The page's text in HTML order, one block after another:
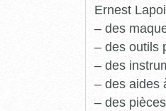
Ernest
– des
– des outils
– des
– des aides
– des